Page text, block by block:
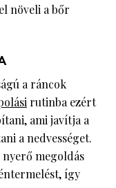
növeli a bőr
a ráncok
rutinba ezért
ami javítja a
a nedvességet.
megoldás
így